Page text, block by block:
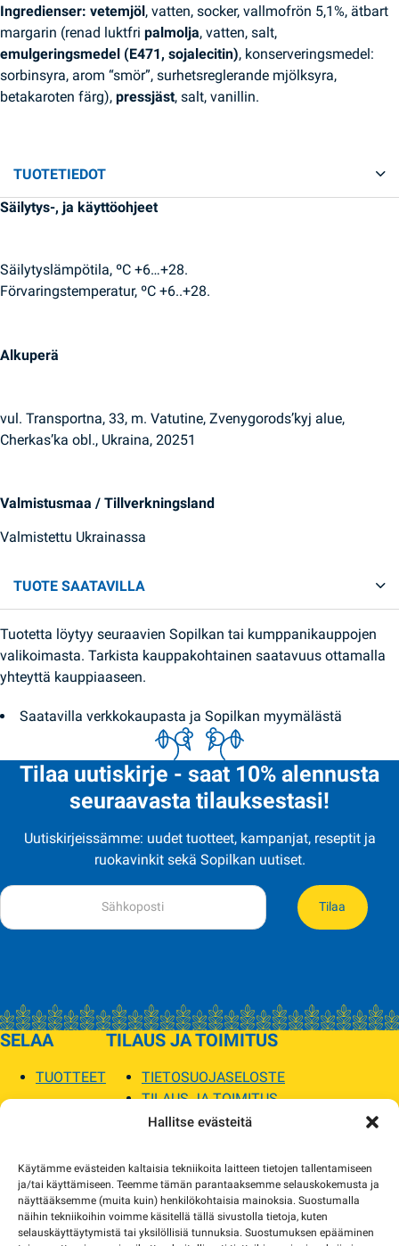
Hallitse evästeitä
Käytämme evästeiden kaltaisia tekniikoita laitteen tietojen tallentamiseen
ja/tai käyttämiseen. Teemme tämän parantaaksemme selauskokemusta ja
näyttääksemme (muita kuin) henkilökohtaisia mainoksia. Suostumalla
näihin tekniikoihin voimme käsitellä tällä sivustolla tietoja, kuten
selauskäyttäytymistä tai yksilöllisiä tunnuksia. Suostumuksen epääminen
Ingredienser: vetemjöl, vatten, socker, vallmofrön 5,1%, ätbart
margarin (renad luktfri palmolja, vatten, salt,
emulgeringsmedel (E471, sojalecitin), konserveringsmedel:
sorbinsyra, arom “smör”, surhetsreglerande mjölksyra,
betakaroten färg), pressjäst, salt, vanillin.
TUOTETIEDOT
Säilytys-, ja käyttöohjeet
Säilytyslämpötila, ºC +6…+28.
Förvaringstemperatur, ºC +6..+28.
Alkuperä
vul. Transportna, 33, m. Vatutine, Zvenygorods’kyj alue,
Cherkas’ka obl., Ukraina, 20251
Valmistusmaa / Tillverkningsland
Valmistettu Ukrainassa
TUOTE SAATAVILLA
Tuotetta löytyy seuraavien Sopilkan tai kumppanikauppojen
valikoimasta. Tarkista kauppakohtainen saatavuus ottamalla
yhteyttä kauppiaaseen.
Saatavilla verkkokaupasta ja Sopilkan myymälästä
Tilaa uutiskirje - saat 10% alennusta
seuraavasta tilauksestasi!
Uutiskirjeissämme: uudet tuotteet, kampanjat, reseptit ja
ruokavinkit sekä Sopilkan uutiset.
Tilaa
SELAA
TUOTTEET
TILAUS JA TOIMITUS
TIETOSUOJASELOSTE
TILAUS JA TOIMITUS
TOIMITUSEHDOT
MYYMÄLÄT JA YHTEYSTIEDOT
USEIN KYSYTYT
AJANKOHTAISTA